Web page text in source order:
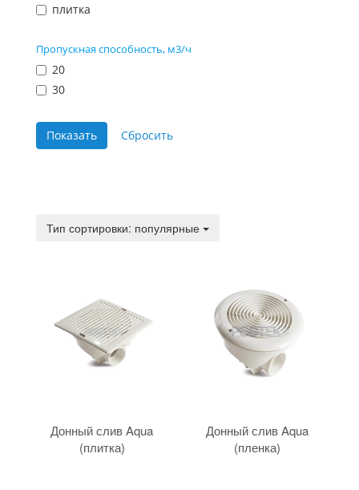
плитка
Пропускная способность, м3/ч
20
30
Тип сортировки: популярные
Донный слив Aqua
(плитка)
Донный слив Aqua
(пленка)